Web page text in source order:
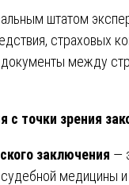
штатом
страховых
между
с точки зрения
заключения —
судебной медицины